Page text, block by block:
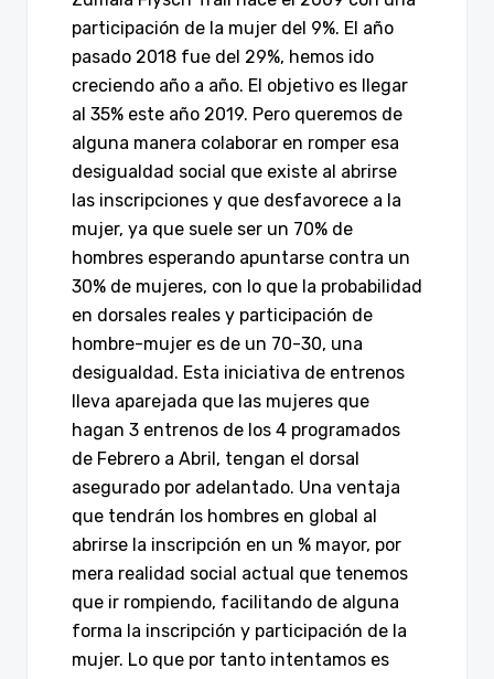
participación de la mujer del 9%. El año
pasado 2018 fue del 29%, hemos ido
creciendo año a año. El objetivo es llegar
al 35% este año 2019. Pero queremos de
alguna manera colaborar en romper esa
desigualdad social que existe al abrirse
las inscripciones y que desfavorece a la
mujer, ya que suele ser un 70% de
hombres esperando apuntarse contra un
30% de mujeres, con lo que la probabilidad
en dorsales reales y participación de
hombre-mujer es de un 70-30, una
desigualdad. Esta iniciativa de entrenos
lleva aparejada que las mujeres que
hagan 3 entrenos de los 4 programados
de Febrero a Abril, tengan el dorsal
asegurado por adelantado. Una ventaja
que tendrán los hombres en global al
abrirse la inscripción en un % mayor, por
mera realidad social actual que tenemos
que ir rompiendo, facilitando de alguna
forma la inscripción y participación de la
mujer. Lo que por tanto intentamos es